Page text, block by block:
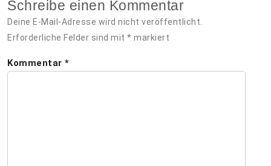
Schreibe einen Kommentar
Deine E-Mail-Adresse wird nicht veröffentlicht.
Erforderliche Felder sind mit * markiert
Kommentar *